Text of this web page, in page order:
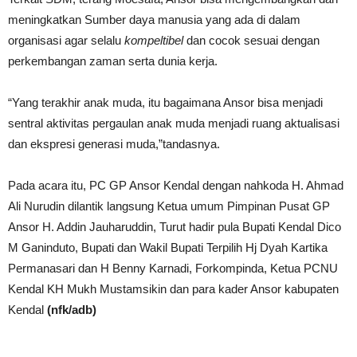
meningkatkan Sumber daya manusia yang ada di dalam
organisasi agar selalu kompeltibeldan cocok sesuai dengan
perkembangan zaman serta dunia kerja.
“Yang terakhir anak muda, itu bagaimana Ansor bisa menjadi
sentral aktivitas pergaulan anak muda menjadi ruang aktualisasi
dan ekspresi generasi muda,”tandasnya.
Pada acara itu, PC GP Ansor Kendal dengan nahkoda H. Ahmad
Ali Nurudin dilantik langsung Ketua umum Pimpinan Pusat GP
Ansor H. Addin Jauharuddin, Turut hadir pula Bupati Kendal Dico
M Ganinduto, Bupati dan Wakil Bupati Terpilih Hj Dyah Kartika
Permanasari dan H Benny Karnadi, Forkompinda, Ketua PCNU
Kendal KH Mukh Mustamsikin dan para kader Ansor kabupaten
Kendal (nfk/adb)